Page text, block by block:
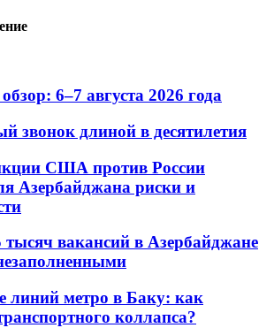
6–7 августа 2026 года
звонок длиной в десятилетия
США против России
Азербайджана риски и
вакансий в Азербайджане
линий метро в Баку: как
коллапса?